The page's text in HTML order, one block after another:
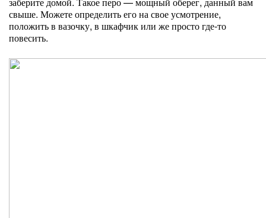
свыше. Можете определить его на свое усмотрение,
положить в вазочку, в шкафчик или же просто где-то
повесить.